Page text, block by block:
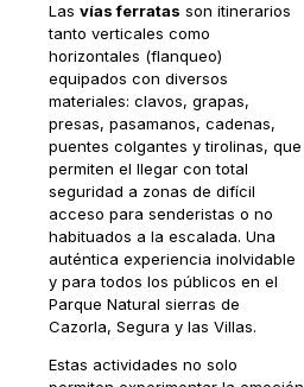
Las vías ferratas son itinerarios
tanto verticales como
horizontales (flanqueo)
equipados con diversos
materiales: clavos, grapas,
presas, pasamanos, cadenas,
puentes colgantes y tirolinas, que
permiten el llegar con total
seguridad a zonas de difícil
acceso para senderistas o no
habituados a la escalada. Una
auténtica experiencia inolvidable
y para todos los públicos en el
Parque Natural sierras de
Cazorla, Segura y las Villas.
Estas actividades no solo